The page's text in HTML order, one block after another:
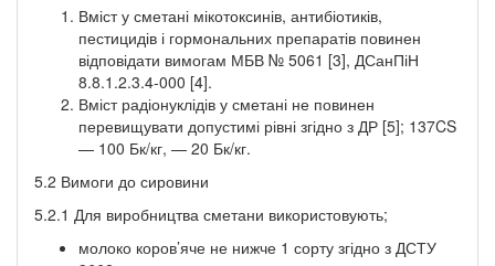
Вміст у сметані мікотоксинів, антибіотиків,
пестицидів і гормональних препаратів повинен
відповідати вимогам МБВ № 5061 [3], ДСанПіН
8.8.1.2.3.4-000 [4].
Вміст радіонуклідів у сметані не повинен
перевищувати допустимі рівні згідно з ДР [5]; 137CS
— 100 Бк/кг, — 20 Бк/кг.
5.2 Вимоги до сировини
5.2.1 Для виробництва сметани використовують;
молоко коров’яче не нижче 1 сорту згідно з ДСТУ